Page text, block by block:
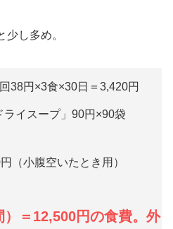
し多め。
38円×3食×30日＝3,420円
ライスープ」90円×90袋
（小腹空いたとき用）
）＝12,500円の食費。外